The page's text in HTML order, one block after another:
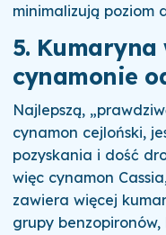
minimalizują poziom
5.
cynamonie
Najlepszą,
cynamon cejloński,
pozyskania i dość
więc cynamon
zawiera więcej
grupy